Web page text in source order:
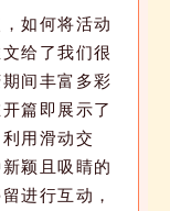
如何将活动
给了我们很
间丰富多彩
篇即展示了
用滑动交
颖且吸睛的
进行互动，